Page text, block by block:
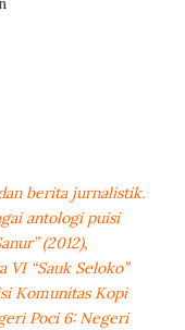
berita jurnalistik.
antologi puisi
(2012),
“Sauk Seloko”
Komunitas Kopi
Poci 6: Negeri